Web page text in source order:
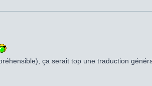
ça serait top une traduction